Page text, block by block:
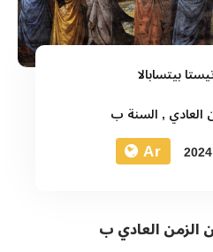
بيتسابالا
العادي , السنة ب
Ar
الزمن العادي ب